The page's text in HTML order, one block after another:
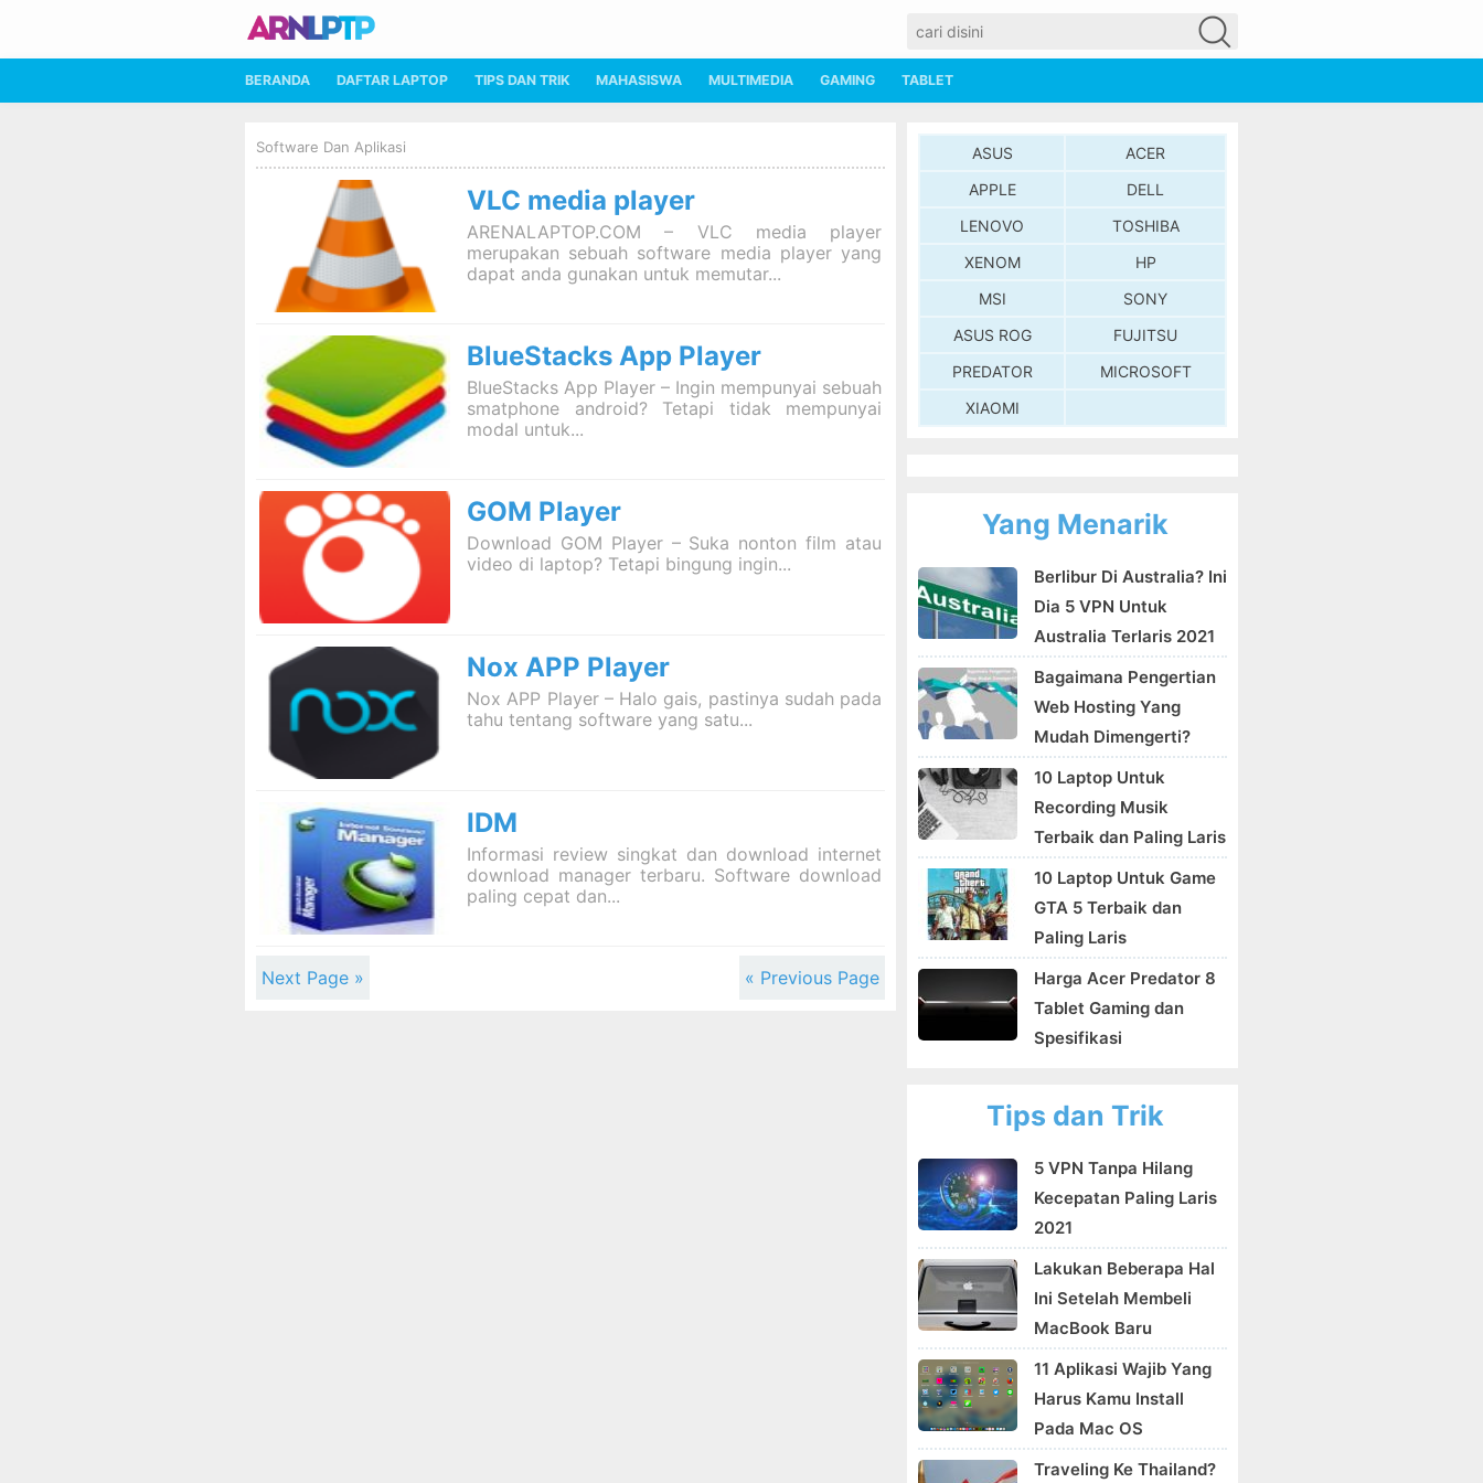
BERANDA DAFTAR LAPTOP TIPS DAN TRIK MAHASISWA MULTIMEDIA GAMING TABLET
Software Dan Aplikasi
VLC media player
ARENALAPTOP.COM – VLC media player
merupakan sebuah software media player yang
dapat anda gunakan untuk memutar...
BlueStacks App Player
BlueStacks App Player – Ingin mempunyai sebuah
smatphone android? Tetapi tidak mempunyai
modal untuk...
GOM Player
Download GOM Player – Suka nonton film atau
video di laptop? Tetapi bingung ingin...
Nox APP Player
Nox APP Player – Halo gais, pastinya sudah pada
tahu tentang software yang satu...
IDM
Informasi review singkat dan download internet
download manager terbaru. Software download
paling cepat dan...
Next Page » « Previous Page
ASUS
ACER
APPLE
DELL
LENOVO
TOSHIBA
XENOM
HP
MSI
SONY
ASUS ROG
FUJITSU
PREDATOR
MICROSOFT
XIAOMI
Yang Menarik
Berlibur Di Australia? Ini
Dia 5 VPN Untuk
Australia Terlaris 2021
Bagaimana Pengertian
Web Hosting Yang
Mudah Dimengerti?
10 Laptop Untuk
Recording Musik
Terbaik dan Paling Laris
10 Laptop Untuk Game
GTA 5 Terbaik dan
Paling Laris
Harga Acer Predator 8
Tablet Gaming dan
Spesifikasi
Tips dan Trik
5 VPN Tanpa Hilang
Kecepatan Paling Laris
2021
Lakukan Beberapa Hal
Ini Setelah Membeli
MacBook Baru
11 Aplikasi Wajib Yang
Harus Kamu Install
Pada Mac OS
Traveling Ke Thailand?